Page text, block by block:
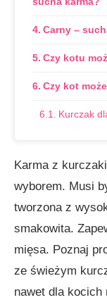
Carny –
Czy kotu
Czy kot
Kurczak
Karma z
wyborem. Musi
tworzona z
smakowita.
mięsa. Poznaj
ze świeżym
nawet dla kocich